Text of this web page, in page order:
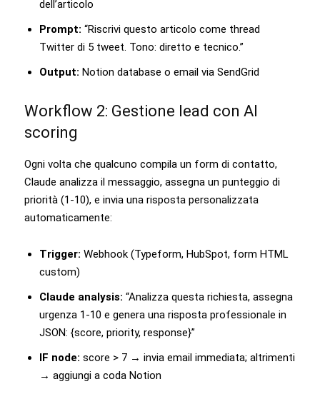
dell’articolo
Prompt: “Riscrivi questo articolo come thread
Twitter di 5 tweet. Tono: diretto e tecnico.”
Output: Notion database o email via SendGrid
Workflow 2: Gestione lead con AI
scoring
Ogni volta che qualcuno compila un form di contatto,
Claude analizza il messaggio, assegna un punteggio di
priorità (1-10), e invia una risposta personalizzata
automaticamente:
Trigger: Webhook (Typeform, HubSpot, form HTML
custom)
Claude analysis: “Analizza questa richiesta, assegna
urgenza 1-10 e genera una risposta professionale in
JSON: {score, priority, response}”
IF node: score > 7 → invia email immediata; altrimenti
→ aggiungi a coda Notion